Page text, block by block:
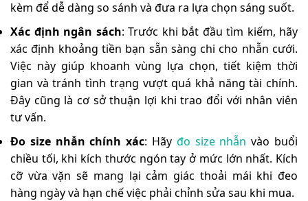
kèm để dễ dàng so sánh và đưa ra lựa chọn sáng suốt.
Xác định ngân sách: Trước khi bắt đầu tìm kiếm, hãy
xác định khoảng tiền bạn sẵn sàng chi cho nhẫn cưới.
Việc này giúp khoanh vùng lựa chọn, tiết kiệm thời
gian và tránh tình trạng vượt quá khả năng tài chính.
Đây cũng là cơ sở thuận lợi khi trao đổi với nhân viên
tư vấn.
Đo size nhẫn chính xác: Hãy đo size nhẫn vào buổi
chiều tối, khi kích thước ngón tay ở mức lớn nhất. Kích
cỡ vừa vặn sẽ mang lại cảm giác thoải mái khi đeo
hàng ngày và hạn chế việc phải chỉnh sửa sau khi mua.